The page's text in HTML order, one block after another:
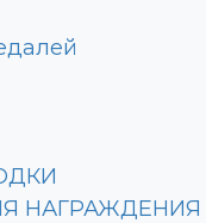
НАГРАЖДЕНИЯ